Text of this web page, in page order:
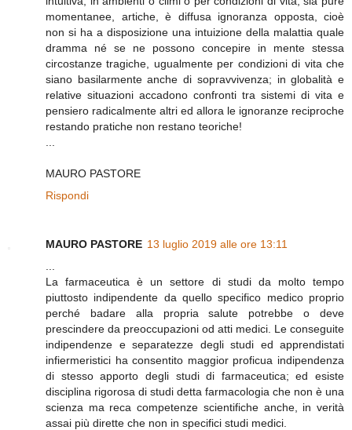
momentanee, artiche, è diffusa ignoranza opposta, cioè
non si ha a disposizione una intuizione della malattia quale
dramma né se ne possono concepire in mente stessa
circostanze tragiche, ugualmente per condizioni di vita che
siano basilarmente anche di sopravvivenza; in globalità e
relative situazioni accadono confronti tra sistemi di vita e
pensiero radicalmente altri ed allora le ignoranze reciproche
restando pratiche non restano teoriche!
MAURO PASTORE
Rispondi
MAURO PASTORE 13 luglio 2019 alle ore 13:11
La farmaceutica è un settore di studi da molto tempo
piuttosto indipendente da quello specifico medico proprio
perché badare alla propria salute potrebbe o deve
prescindere da preoccupazioni od atti medici. Le conseguite
indipendenze e separatezze degli studi ed apprendistati
infiermeristici ha consentito maggior proficua indipendenza
di stesso apporto degli studi di farmaceutica; ed esiste
disciplina rigorosa di studi detta farmacologia che non è una
scienza ma reca competenze scientifiche anche, in verità
assai più dirette che non in specifici studi medici.